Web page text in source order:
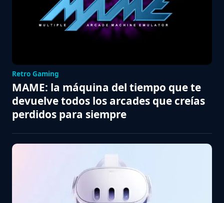
Retro Gaming
MAME: la máquina del tiempo que te
devuelve todos los arcades que creías
perdidos para siempre